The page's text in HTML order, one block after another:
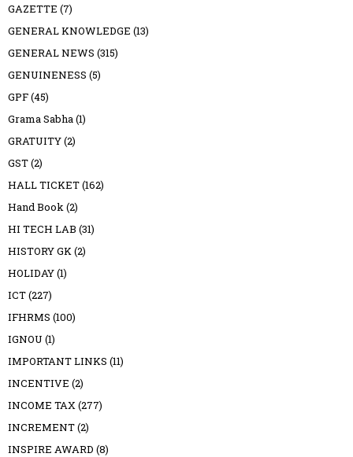
GAZETTE (7)
GENERAL KNOWLEDGE (13)
GENERAL NEWS (315)
GENUINENESS (5)
GPF(45)
Grama Sabha(1)
GRATUITY(2)
GST(2)
HALL TICKET(162)
Hand Book(2)
HI TECH LAB (31)
HISTORY GK(2)
HOLIDAY(1)
ICT(227)
IFHRMS (100)
IGNOU (1)
IMPORTANT LINKS (11)
INCENTIVE (2)
INCOME TAX(277)
INCREMENT(2)
INSPIRE AWARD (8)